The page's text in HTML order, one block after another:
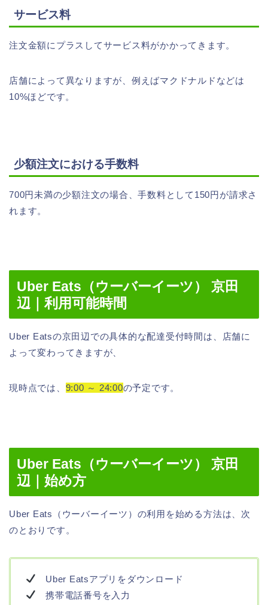
サービス料
注文金額にプラスしてサービス料がかかってきます。
店舗によって異なりますが、例えばマクドナルドなどは
10%ほどです。
少額注文における手数料
700円未満の少額注文の場合、手数料として150円が請求さ
れます。
Uber Eats（ウーバーイーツ） 京田
辺｜利用可能時間
Uber Eatsの京田辺での具体的な配達受付時間は、店舗に
よって変わってきますが、
現時点では、 9:00 ～ 24:00の予定です。
Uber Eats（ウーバーイーツ） 京田
辺｜始め方
Uber Eats（ウーバーイーツ）の利用を始める方法は、次
のとおりです。
Uber Eatsアプリをダウンロード
携帯電話番号を入力